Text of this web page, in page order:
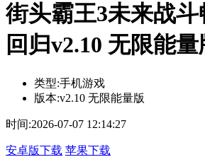
街头霸王3未来战
回归v2.10 无限能量
类型:手机游戏
版本:v2.10 无限能量版
时间:2026-07-07 12:14:27
安卓版下载 苹果下载